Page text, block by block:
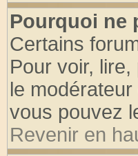
Pourquoi ne
Certains
Pour voir,
le
vous pouvez
Revenir en